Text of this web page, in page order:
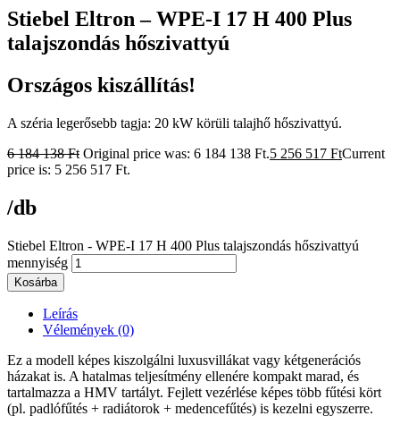
Stiebel Eltron – WPE-I 17 H 400 Plus
talajszondás hőszivattyú
Országos kiszállítás!
A széria legerősebb tagja: 20 kW körüli talajhő hőszivattyú.
6 184 138Ft Original price was: 6 184 138 Ft.5 256 517 FtCurrent
price is: 5 256 517 Ft.
/db
Stiebel Eltron - WPE-I 17 H 400 Plus talajszondás hőszivattyú
mennyiség
Kosárba
Leírás
Vélemények (0)
Ez a modell képes kiszolgálni luxusvillákat vagy kétgenerációs
házakat is. A hatalmas teljesítmény ellenére kompakt marad, és
tartalmazza a HMV tartályt. Fejlett vezérlése képes több fűtési kört
(pl. padlófűtés + radiátorok + medencefűtés) is kezelni egyszerre.